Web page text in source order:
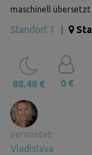
maschinell übersetzt
Standort 1
88.48 € 0 €
vermietet:
Vladislava